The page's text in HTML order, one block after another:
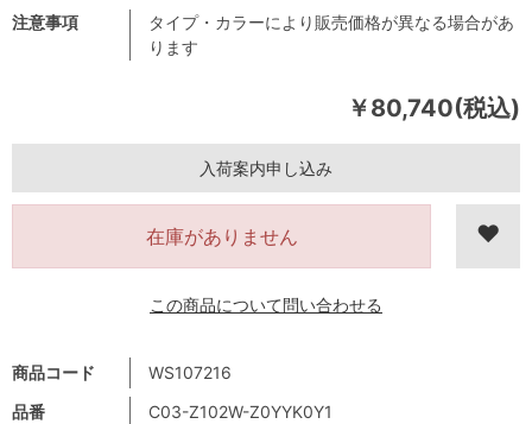
￥80,740(税込)
商品コード
WS107216
品番
C03-Z102W-Z0YYK0Y1
注意事項
タイプ・カラーにより販売価格が異なる場合があ
ります
入荷案内申し込み
在庫がありません
この商品について問い合わせる